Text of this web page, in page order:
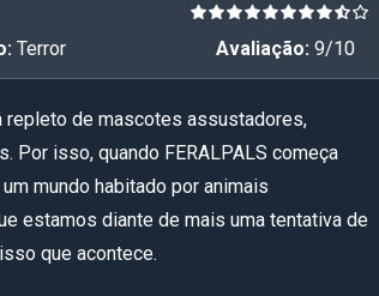
Terror Avaliação: 9/10
repleto de mascotes assustadores,
isso, quando FERALPALS começa
mundo habitado por animais
estamos diante de mais uma tentativa de
que acontece.